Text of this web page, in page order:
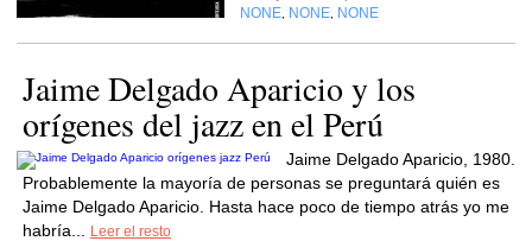
NONE NONE NONE
Jaime Delgado Aparicio y los
orígenes del jazz en el Perú
Jaime Delgado Aparicio, 1980.
Probablemente la mayoría de personas se preguntará quién es
Jaime Delgado Aparicio. Hasta hace poco de tiempo atrás yo me
habría...
Leer el resto